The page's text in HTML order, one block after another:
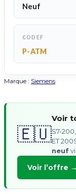
Neuf
CODEF
P-ATM
Marque : Siemens
🇪🇺
Voir
S7-
ET
neuf
Voir l’offre →